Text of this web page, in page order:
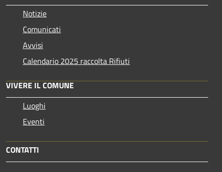
Notizie
Comunicati
Avvisi
Calendario 2025 raccolta Rifiuti
VIVERE IL COMUNE
Luoghi
Eventi
CONTATTI